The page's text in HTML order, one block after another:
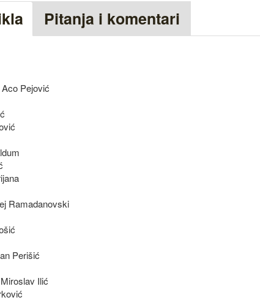
Pitanja i komentari
Pejović
Ramadanovski
Perišić
Ilić